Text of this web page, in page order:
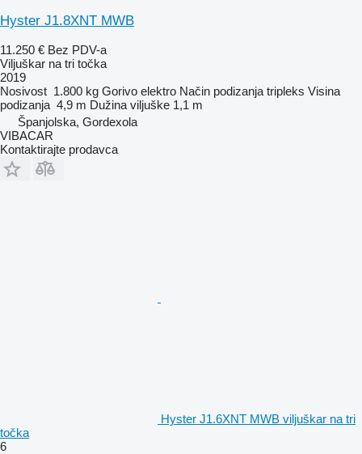
Hyster J1.8XNT MWB
11.250 € Bez PDV-a
Viljuškar na tri točka
2019
Nosivost 1.800 kg Gorivo elektro Način podizanja tripleks Visina
podizanja 4,9 m Dužina viljuške 1,1 m
Španjolska, Gordexola
VIBACAR
Kontaktirajte prodavca
Hyster J1.6XNT MWB viljuškar na tri
točka
6